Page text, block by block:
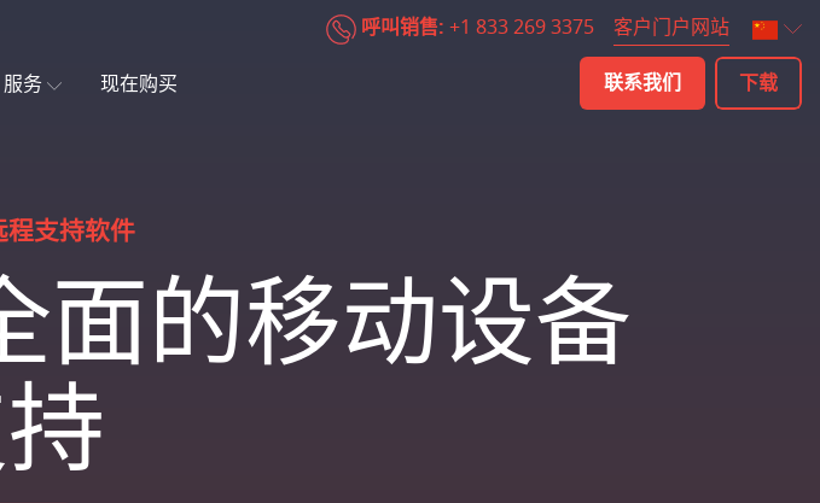
呼叫销售: +1 833 269 3375
客户门户网站
服务 现在购买 联系我们 下载
支持软件
面的移动设备